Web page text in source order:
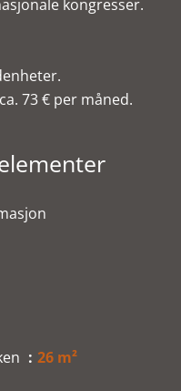
kongresser.
73 € per måned.
26 m²